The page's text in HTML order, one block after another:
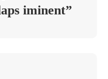
iminent”